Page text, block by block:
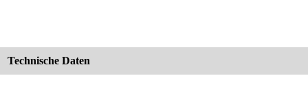
Technische Daten